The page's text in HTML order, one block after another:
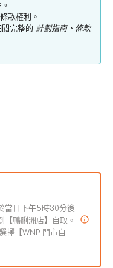
款權利。
完整的 計劃指南、條款
當日下午5時30分後
【鴨脷洲店】自取。
擇【WNP 門市自